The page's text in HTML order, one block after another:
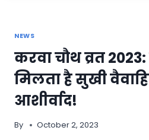
मंगलवार
–
आप
धैर्य
से
काम
NEWS
करवा चौथ व्रत
मिलता है सुखी
आशीर्वाद!
By October 2, 2023